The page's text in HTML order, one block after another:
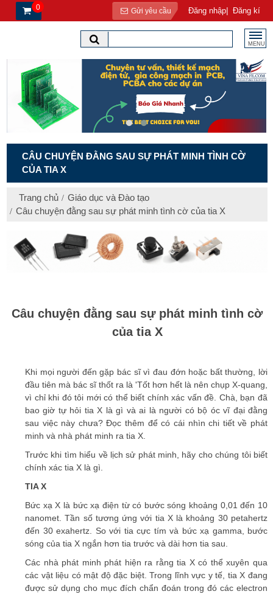
0 Gửi yêu cầu Đăng nhập| Đăng kí
MENU
CÂU CHUYỆN ĐẰNG SAU SỰ PHÁT MINH TÌNH CỜ
CỦA TIA X
Trang chủ
Giáo dục và Đào tạo
Câu chuyện đằng sau sự phát minh tình cờ của tia X
Câu chuyện đằng sau sự phát minh tình cờ
của tia X
Khi mọi người đến gặp bác sĩ vì đau đớn hoặc bất thường, lời
đầu tiên mà bác sĩ thốt ra là 'Tốt hơn hết là nên chụp X-quang,
vì chỉ khi đó tôi mới có thể biết chính xác vấn đề. Chà, bạn đã
bao giờ tự hỏi tia X là gì và ai là người có bộ óc vĩ đại đằng
sau việc này chưa? Đọc thêm để có cái nhìn chi tiết về phát
minh và nhà phát minh ra tia X.
Trước khi tìm hiểu về lịch sử phát minh, hãy cho chúng tôi biết
chính xác tia X là gì.
TIA X
Bức xạ X là bức xạ điện từ có bước sóng khoảng 0,01 đến 10
nanomet. Tần số tương ứng với tia X là khoảng 30 petahertz
đến 30 exahertz. So với tia cực tím và bức xạ gamma, bước
sóng của tia X ngắn hơn tia trước và dài hơn tia sau.
Các nhà phát minh phát hiện ra rằng tia X có thể xuyên qua
các vật liệu có mật độ đặc biệt. Trong lĩnh vực y tế, tia X đang
được sử dụng cho mục đích chẩn đoán trong đó các electron